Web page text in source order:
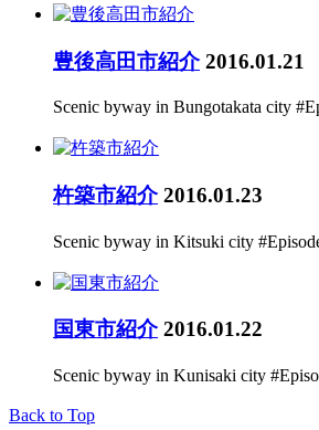
豊後高田市紹介 2016.01.21
Scenic byway in Bungotakata city
杵築市紹介 2016.01.23
Scenic byway in Kitsuki city
国東市紹介 2016.01.22
Scenic byway in Kunisaki city
Back to Top